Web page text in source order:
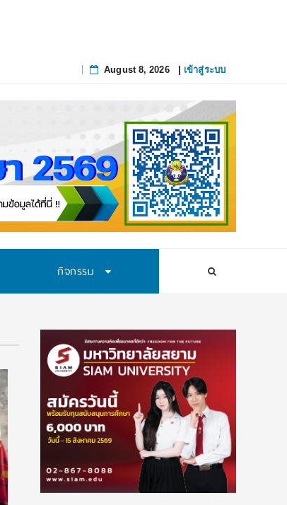
August 8, 2026| เข้าสู่ระบบ
กิจกรรม